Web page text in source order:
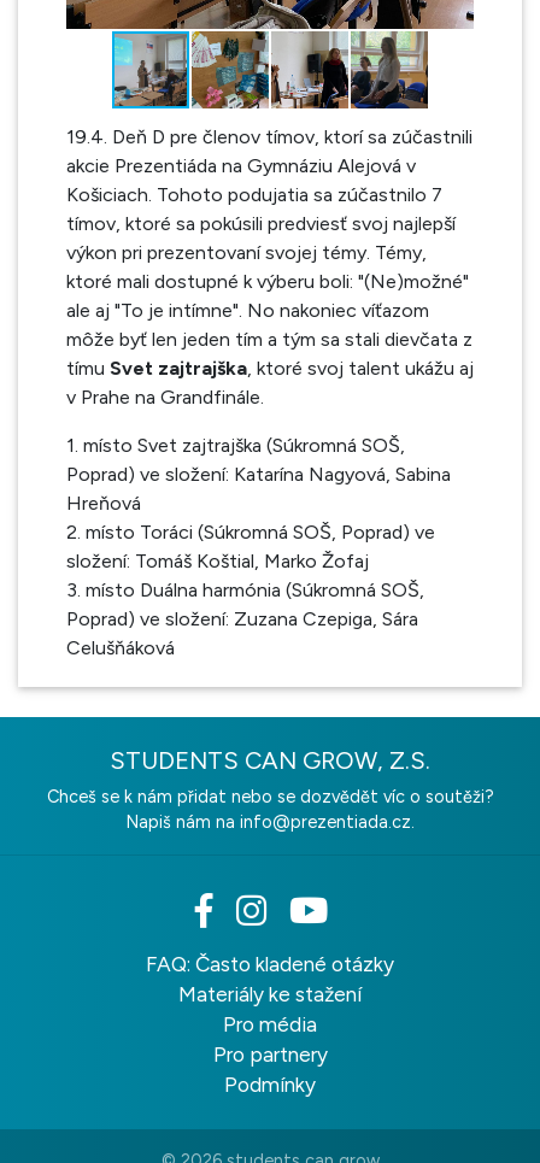
19.4. Deň D pre členov tímov, ktorí sa zúčastnili
akcie Prezentiáda na Gymnáziu Alejová v
Košiciach. Tohoto podujatia sa zúčastnilo 7
tímov, ktoré sa pokúsili predviesť svoj najlepší
výkon pri prezentovaní svojej témy. Témy,
ktoré mali dostupné k výberu boli: "(Ne)možné"
ale aj "To je intímne". No nakoniec víťazom
môže byť len jeden tím a tým sa stali dievčata z
tímu Svet zajtrajška, ktoré svoj talent ukážu aj
v Prahe na Grandfinále.
1. místo Svet zajtrajška (Súkromná SOŠ,
Poprad) ve složení: Katarína Nagyová, Sabina
Hreňová
2. místo Toráci (Súkromná SOŠ, Poprad) ve
složení: Tomáš Koštial, Marko Žofaj
3. místo Duálna harmónia (Súkromná SOŠ,
Poprad) ve složení: Zuzana Czepiga, Sára
Celušňáková
STUDENTS CAN GROW, Z.S.
Chceš se k nám přidat nebo se dozvědět víc o soutěži?
Napiš nám na info@prezentiada.cz.
FAQ: Často kladené otázky
Materiály ke stažení
Pro média
Pro partnery
Podmínky